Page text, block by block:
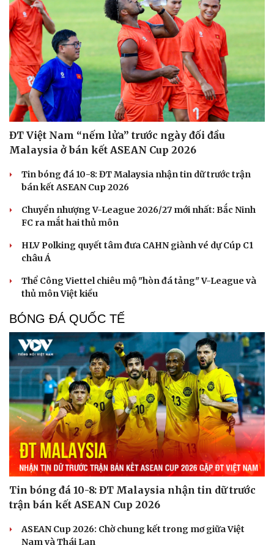
Cải chính
ĐT Việt Nam “nếm lửa” trước ngày đối đầu
Malaysia ở bán kết ASEAN Cup 2026
Tin bóng đá 10-8: ĐT Malaysia nhận tin dữ trước trận
bán kết ASEAN Cup 2026
Chuyển nhượng V-League 2026/27 mới nhất: Bắc Ninh
FC ra mắt hai thủ môn
HLV Polking quyết tâm đưa CAHN giành vé dự Cúp C1
châu Á
Thể Công Viettel chiêu mộ "hòn đá tảng" V-League và
thủ môn Việt kiều
BÓNG ĐÁ QUỐC TẾ
Tin bóng đá 10-8: ĐT Malaysia nhận tin dữ trước
trận bán kết ASEAN Cup 2026
ASEAN Cup 2026: Chờ chung kết trong mơ giữa Việt
Nam và Thái Lan